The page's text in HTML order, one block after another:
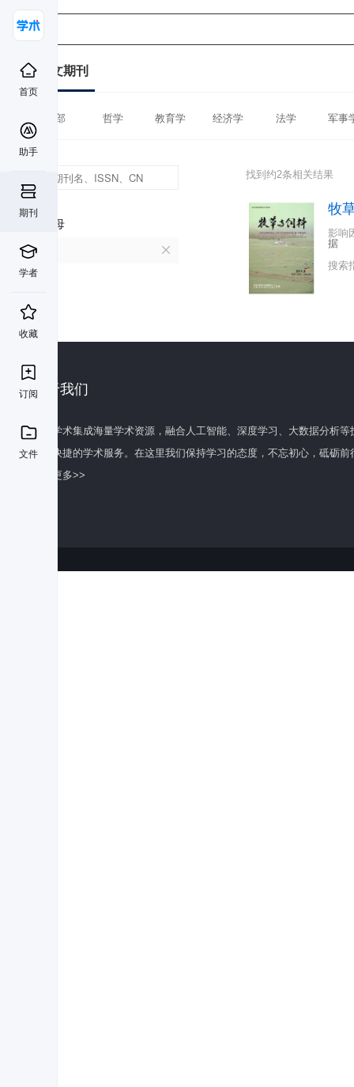
首页
助手
期刊
学者
收藏
订阅
文件
中文期刊
全部 哲学 教育学 经济学 法学 军事
首字母
M
找到约2条相关结果
牧
影响
据
搜索
关于我们
百度学术集成海量学术资源，融合人工智能、深度学习、大数据分析
全面快捷的学术服务。在这里我们保持学习的态度，不忘初心，砥砺前
了解更多>>